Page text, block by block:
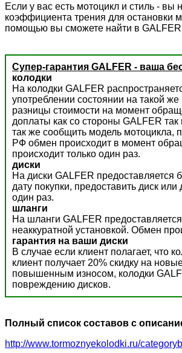
Если у вас есть мотоцикл и стиль -
коэффициента трения для остановки
помощью вы сможете найти в
Супер-гарантия GALFER - ваша
колодки
На колодки GALFER
употреблении состоянии на такой
разницы стоимости на момент
доплаты как со стороны GALFER
так же сообщить модель мотоцикла,
РФ обмен происходит в момент
происходит только один раз.
диски
На диски GALFER предоставляется
дату покупки, предоставить диск
один раз.
шланги
На шланги GALFER
неаккуратной установкой. Обмен
гарантия на ваши диски
В случае если клиент полагает, что
клиент получает 20% скидку на
повышенным износом, колодки
повреждению дисков.
Полный список составов с
http://www.tormoznyekolodki.ru/